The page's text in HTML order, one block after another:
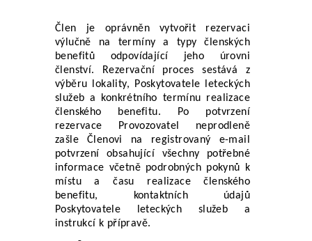
Člen je oprávněn vytvořit rezervaci
výlučně na termíny a typy členských
benefitů odpovídající jeho úrovni
členství. Rezervační proces sestává z
výběru lokality, Poskytovatele leteckých
služeb a konkrétního termínu realizace
členského benefitu. Po potvrzení
rezervace Provozovatel neprodleně
zašle Členovi na registrovaný e-mail
potvrzení obsahující všechny potřebné
informace včetně podrobných pokynů k
místu a času realizace členského
benefitu, kontaktních údajů
Poskytovatele leteckých služeb a
instrukcí k přípravě.